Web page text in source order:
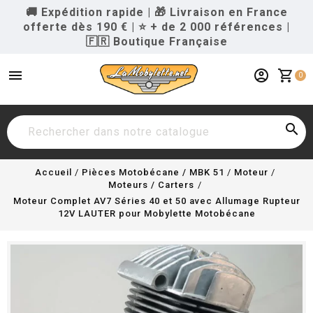
🚚 Expédition rapide | 🎁 Livraison en France
offerte dès 190 € | ⭐ + de 2 000 références |
🇫🇷 Boutique Française
menu shopping_cart 0
account_circle

Accueil Pièces Motobécane / MBK 51
Moteur
Moteurs / Carters
Moteur Complet AV7 Séries 40 et 50 avec Allumage Rupteur
12V LAUTER pour Mobylette Motobécane